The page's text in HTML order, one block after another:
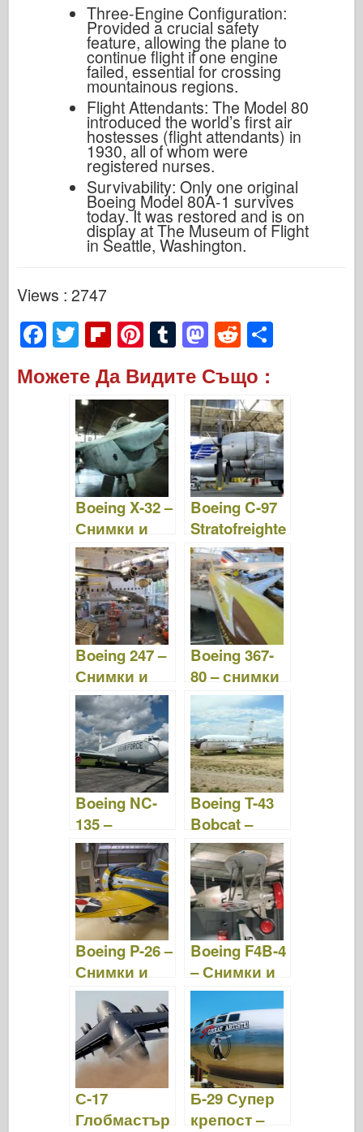
Three-Engine Configuration:
Provided a crucial safety
feature, allowing the plane to
continue flight if one engine
failed, essential for crossing
mountainous regions.
Flight Attendants: The Model 80
introduced the world’s first air
hostesses (flight attendants) in
1930, all of whom were
registered nurses.
Survivability: Only one original
Boeing Model 80A-1 survives
today. It was restored and is on
display at The Museum of Flight
in Seattle, Washington.
Views : 2747
F
a
c
T
wi
tt
er
Fl
ip
b
o
ar
d
Pi
nt
er
e
st
T
u
m
bl
M
a
st
o
d
o
n
R
e
d
di
t
e
Можете Да Видите Също :
Boeing X-32 –
Снимки и
видеоклипо
ве
Boeing C-97
Stratofreighte
r – снимки и
видеоклипо
ве
Boeing 247 –
Снимки и
видео
Boeing 367-
80 – снимки
и видео
Boeing NC-
135 –
Снимки и
видео
Boeing T-43
Bobcat –
снимки и
видео
Boeing P-26 –
Снимки и
видео
Boeing F4B-4
– Снимки и
видео
С-17
Глобмастър
Б-29 Супер
крепост –